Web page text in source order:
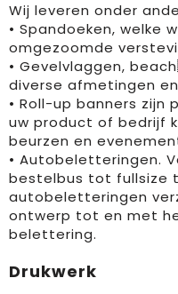
Veiligheidsvesten
Vesten
Werkkleding sets
Promotietassen
Reistassen
Rugzakken
Schoenentassen
Schoudertassen
Sporttassen
Strandtassen
Frisbees
Telefoonhoesjes
Spelden en
Medailles en
Nekwarmers
Hoofdbanden
Caps, hoeden en
Wij leveren onder
• Spandoeken, welke
omgezoomde
• Gevelvlaggen,
diverse afmetingen
• Roll-up banners
uw product of bedrijf
beurzen en
• Autobeletteringen.
bestelbus tot fullsize
autobeletteringen
ontwerp tot en met
belettering.
Drukwerk